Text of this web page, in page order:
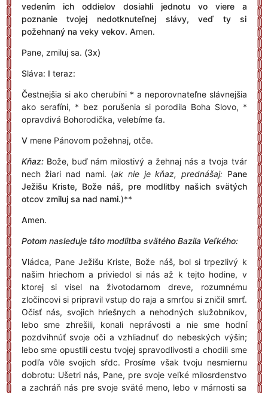
vedením ich oddielov dosiahli jednotu vo viere a
poznanie tvojej nedotknuteľnej slávy, veď ty si
požehnaný na veky vekov. Amen.
Pane, zmiluj sa. (3x)
Sláva: I teraz:
Čestnejšia si ako cherubíni * a neporovnateľne slávnejšia
ako serafíni, * bez porušenia si porodila Boha Slovo, *
opravdivá Bohorodička, velebíme ťa.
Vmene Pánovom požehnaj, otče.
Kňaz:Bože, buď nám milostivý a žehnaj nás a tvoja tvár
nech žiari nad nami. (ak nie je kňaz, prednášaj: Pane
Ježišu Kriste, Bože náš, pre modlitby našich svätých
otcov zmiluj sa nad nami.)**
Amen.
Potom nasleduje táto modlitba svätého Bazila Veľkého:
Vládca, Pane Ježišu Kriste, Bože náš, bol si trpezlivý k
našim hriechom a priviedol si nás až k tejto hodine, v
ktorej si visel na životodarnom dreve, rozumnému
zločincovi si pripravil vstup do raja a smrťou si zničil smrť.
Očisť nás, svojich hriešnych a nehodných služobníkov,
lebo sme zhrešili, konali neprávosti a nie sme hodní
pozdvihnúť svoje oči a vzhliadnuť do nebeských výšin;
lebo sme opustili cestu tvojej spravodlivosti a chodili sme
podľa vôle svojich sŕdc. Prosíme však tvoju nesmiernu
dobrotu: Ušetri nás, Pane, pre svoje veľké milosrdenstvo
a zachráň nás pre svoje sväté meno, lebo v márnosti sa